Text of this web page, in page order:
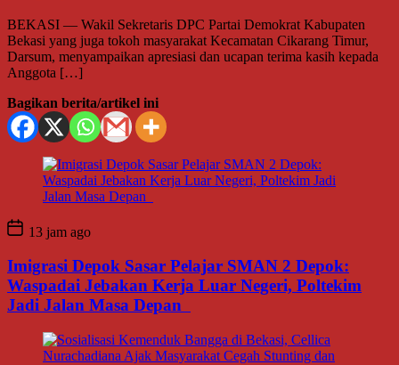
BEKASI — Wakil Sekretaris DPC Partai Demokrat Kabupaten
Bekasi yang juga tokoh masyarakat Kecamatan Cikarang Timur,
Darsum, menyampaikan apresiasi dan ucapan terima kasih kepada
Anggota […]
Bagikan berita/artikel ini
13 jam ago
Imigrasi Depok Sasar Pelajar SMAN 2 Depok:
Waspadai Jebakan Kerja Luar Negeri, Poltekim
Jadi Jalan Masa Depan